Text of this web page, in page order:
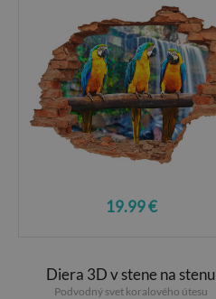
19.99 €
Diera 3D v stene na stenu
Podvodný svet koralového útesu